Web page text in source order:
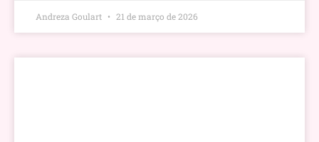
Andreza Goulart 21 de março de 2026